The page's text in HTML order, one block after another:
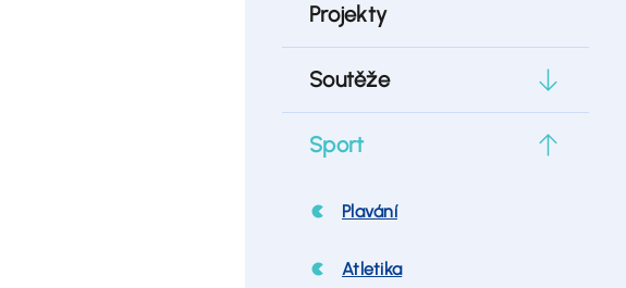
Projekty
Soutěže
Sport
Plavání
Atletika